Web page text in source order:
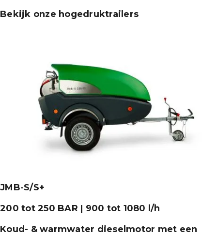
Bekijk onze hogedruktrailers
JMB-S/S+
200 tot 250 BAR | 900 tot 1080 l/h
Koud- & warmwater dieselmotor met een